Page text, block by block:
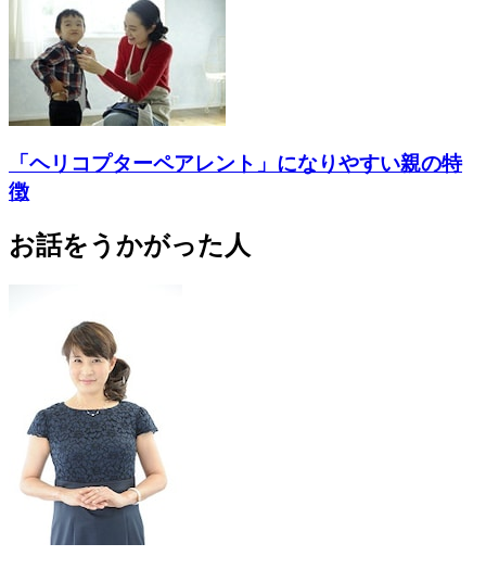
「ヘリコプターペアレント」になりやすい親の特
徴
お話をうかがった人